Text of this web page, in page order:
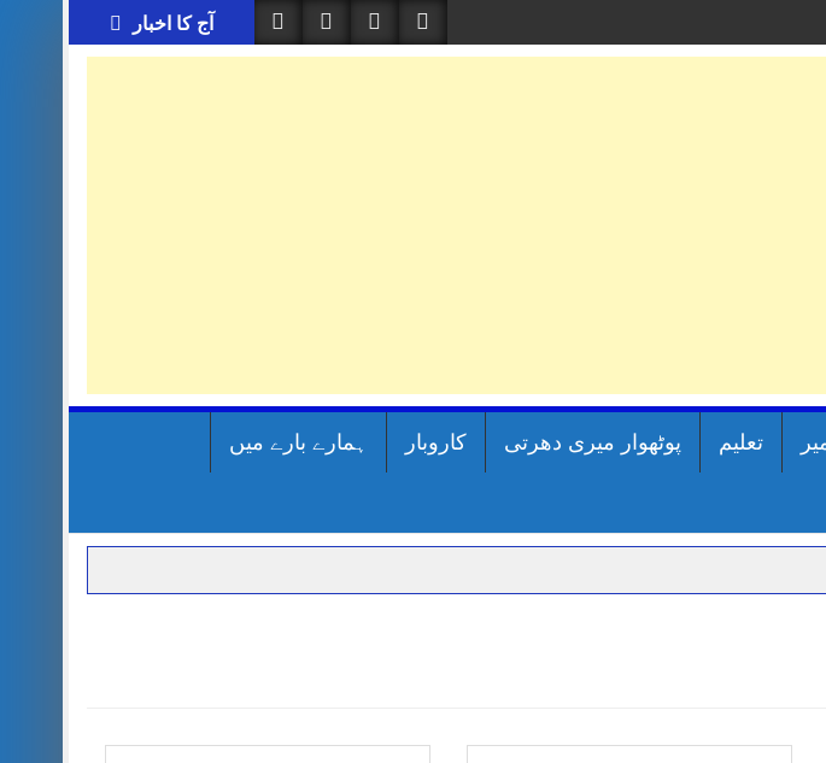
آج کا اخبار
تعلیم پوٹھوار میری دھرتی کاروبار ہمارے بارے میں
کلرسیداں سیدہ زینب حسین کی پریس کانفرنس